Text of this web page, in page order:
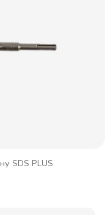
SDS PLUS